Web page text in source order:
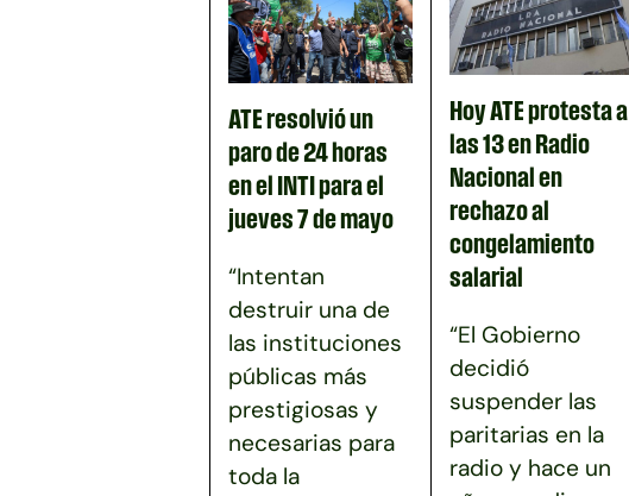
ATE resolvió un
paro de 24 horas
en el INTI para el
jueves 7 de mayo
“Intentan
destruir una de
las instituciones
públicas más
prestigiosas y
necesarias para
toda la
Hoy ATE protesta a
las 13 en Radio
Nacional en
rechazo al
congelamiento
salarial
“El Gobierno
decidió
suspender las
paritarias en la
radio y hace un